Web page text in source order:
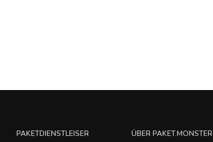
PAKETDIENSTLEISER ÜBER PAKET.MONSTER